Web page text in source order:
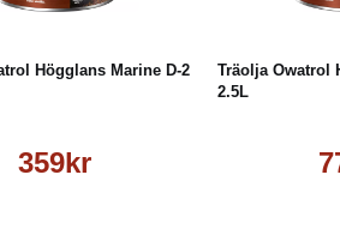
Högglans Marine D-2
359kr
Träolja Owatrol
2.5L